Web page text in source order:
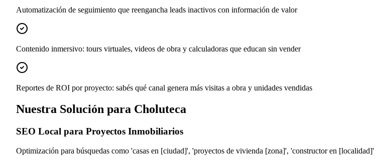
Automatización de seguimiento que reengancha leads inactivos con información de valor
Contenido inmersivo: tours virtuales, videos de obra y calculadoras que educan sin vender
Reportes de ROI por proyecto: sabés qué canal genera más visitas a obra y unidades vendidas
Nuestra Solución para Choluteca
SEO Local para Proyectos Inmobiliarios
Optimización para búsquedas como 'casas en [ciudad]', 'proyectos de vivienda [zona]', 'constructor en [localidad]'